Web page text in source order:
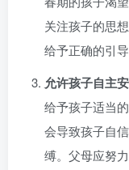
关注孩子的思
给予正确的引导
允许孩子自主
给予孩子适当
会导致孩子自
缚。父母应努